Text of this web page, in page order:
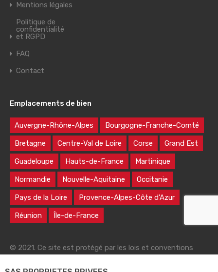
Mentions légales
Politique de
confidentialité
et RGPD
FAQ
Contact
Emplacements de bien
Auvergne-Rhône-Alpes Bourgogne-Franche-Comté
Bretagne Centre-Val de Loire Corse Grand Est
Guadeloupe Hauts-de-France Martinique
Normandie Nouvelle-Aquitaine Occitanie
Pays de la Loire Provence-Alpes-Côte d’Azur
Réunion Île-de-France
© 2021. Ce site est protégé par les lois et conventions